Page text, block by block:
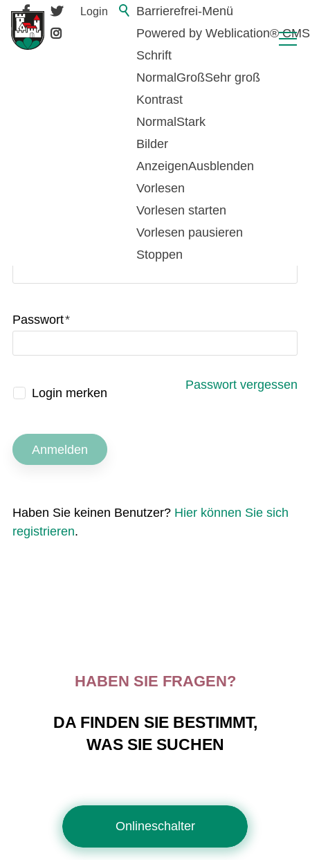
Barrierefrei-Menü
Powered by Weblication® CMS
Schrift
Normal GroßSehr groß
Kontrast
Normal Stark
Bilder
AnzeigenAusblenden
Vorlesen
Vorlesen starten
Vorlesen pausieren
Stoppen
Login
E-Mail / Benutzername*
Passwort*
Passwort vergessen
Login merken
Anmelden
Haben Sie keinen Benutzer? Hier können Sie sich
registrieren.
HABEN SIE FRAGEN?
DA FINDEN SIE BESTIMMT,
WAS SIE SUCHEN
Onlineschalter